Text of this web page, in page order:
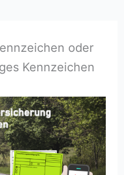
oder
Kennzeichen